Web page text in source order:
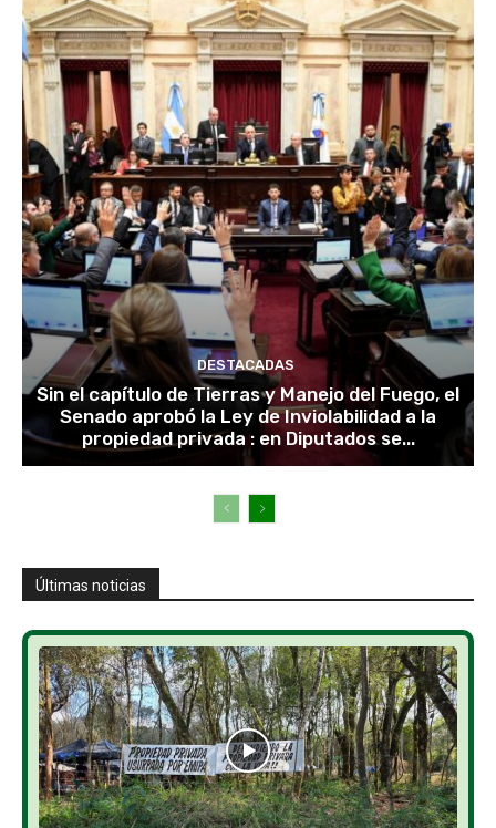
DESTACADAS
Sin el capítulo de Tierras y Manejo del Fuego, el
Senado aprobó la Ley de Inviolabilidad a la
propiedad privada : en Diputados se...
Últimas noticias